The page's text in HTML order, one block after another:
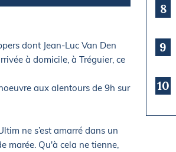
dont Jean-Luc Van Den
à domicile, à Tréguier, ce
aux alentours de 9h sur
ne s’est amarré dans un
marée. Qu'à cela ne tienne,
8
9
10